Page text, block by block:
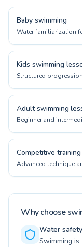
Baby swimming
Water familiarization
Kids swimming
Structured
Adult swimming
Beginner and
Competitive training
Advanced technique
Why choose
Water
Swimming